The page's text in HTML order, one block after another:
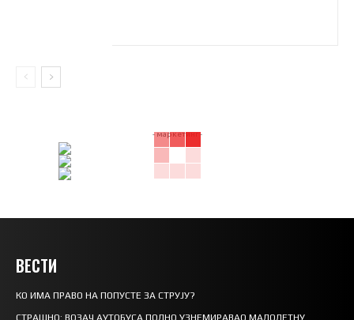
- маркетинг -
ВЕСТИ
КО ИМА ПРАВО НА ПОПУСТЕ ЗА СТРУЈУ?
СТРАШНО: ВОЗАЧ АУТОБУСА ПОЛНО УЗНЕМИРАВАО МАЛОЛЕТНУ